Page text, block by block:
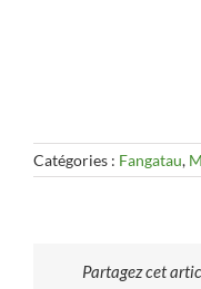
Catégories : Fangatau,
Partagez cet